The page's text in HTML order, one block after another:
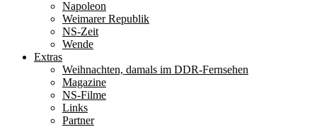
Napoleon
Weimarer Republik
NS-Zeit
Wende
Extras
Weihnachten, damals im DDR-Fernsehen
Magazine
NS-Filme
Links
Partner